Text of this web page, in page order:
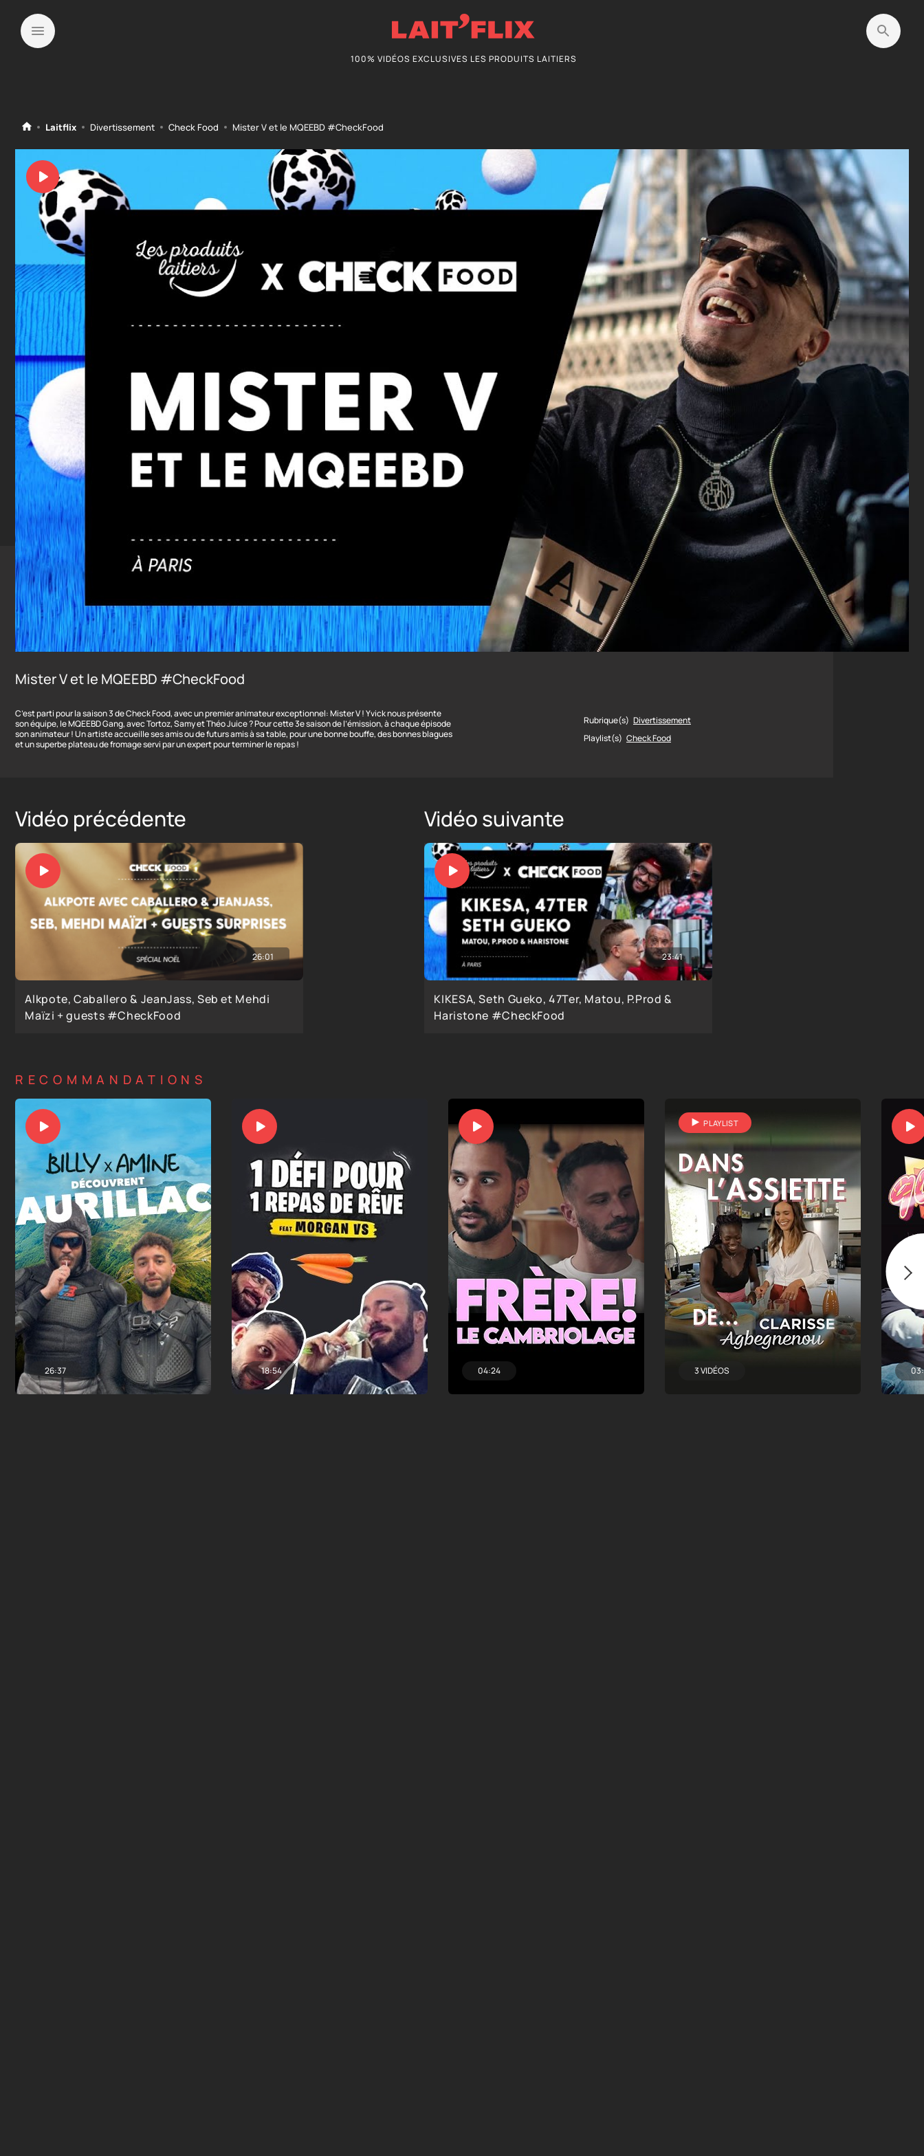
100% VIDÉOS EXCLUSIVES LES PRODUITS LAITIERS
Laitflix Divertissement Check Food Mister V et le MQEEBD #CheckFood​
Mister V et le MQEEBD #CheckFood
C’est parti pour la saison 3 de Check Food, avec un premier animateur exceptionnel: Mister V ! Yvick nous présente
son équipe, le MQEEBD Gang, avec Tortoz, Samy et Théo Juice ? Pour cette 3e saison de l’émission, à chaque épisode
son animateur ! Un artiste accueille ses amis ou de futurs amis à sa table, pour une bonne bouffe, des bonnes blagues
et un superbe plateau de fromage servi par un expert pour terminer le repas !
Rubrique(s) Divertissement
Playlist(s) Check Food
Vidéo précédente
26:01
Alkpote, Caballero & JeanJass, Seb et Mehdi
Maïzi + guests #CheckFood
Vidéo suivante
23:41
KIKESA, Seth Gueko, 47Ter, Matou, P.Prod &
Haristone #CheckFood
RECOMMANDATIONS
26:37 18:54 04:24
PLAYLIST
3 VIDÉOS